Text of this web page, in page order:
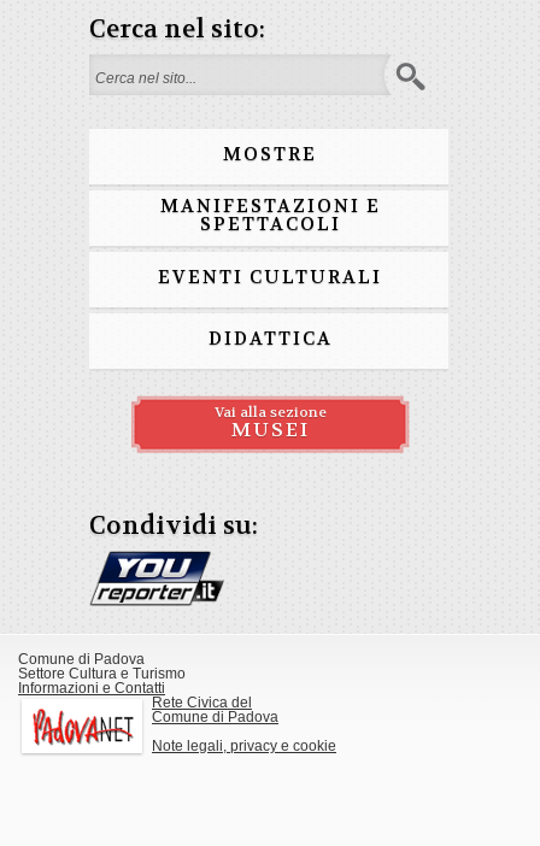
Cerca nel sito:
Form di ricerca
MOSTRE
MANIFESTAZIONI E
SPETTACOLI
EVENTI CULTURALI
DIDATTICA
Vai alla sezione
MUSEI
Condividi su:
Comune di Padova
Settore Cultura e Turismo
Informazioni e Contatti
Rete Civica del
Comune di Padova
Note legali, privacy e cookie